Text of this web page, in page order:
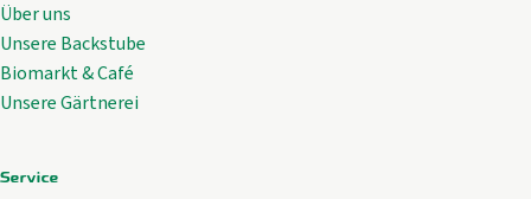
Über uns
Unsere Backstube
Biomarkt & Café
Unsere Gärtnerei
Service